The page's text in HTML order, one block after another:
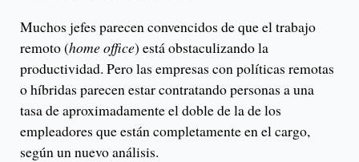
Muchos jefes parecen convencidos de que el trabajo
remoto (home office) está obstaculizando la
productividad. Pero las empresas con políticas remotas
o híbridas parecen estar contratando personas a una
tasa de aproximadamente el doble de la de los
empleadores que están completamente en el cargo,
según un nuevo análisis.